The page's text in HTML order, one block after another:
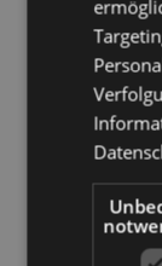
Information
Keine